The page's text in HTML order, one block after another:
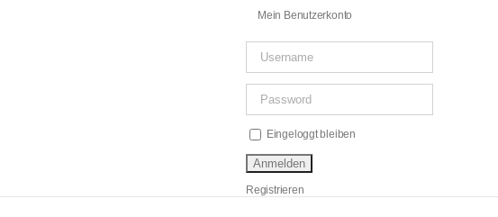
Mein Benutzerkonto
Eingeloggt bleiben
Registrieren